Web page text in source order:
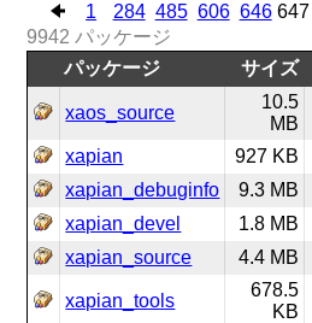
1 284 485 606 646 647
9942 パッケージ
パッケージ
サイズ
xaos_source
10.5
MB
xapian 927 KB
xapian_debuginfo
9.3 MB
xapian_devel
1.8 MB
xapian_source
4.4 MB
xapian_tools
678.5
KB